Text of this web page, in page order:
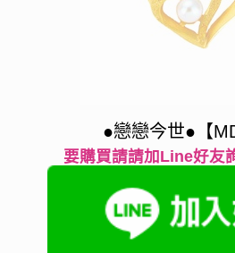
●戀戀今世●【
要購買請請加Line好友